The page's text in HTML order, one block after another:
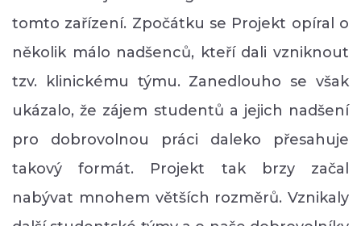
tomto zařízení. Zpočátku se Projekt opíral o
několik málo nadšenců, kteří dali vzniknout
tzv. klinickému týmu. Zanedlouho se však
ukázalo, že zájem studentů a jejich nadšení
pro dobrovolnou práci daleko přesahuje
takový formát. Projekt tak brzy začal
nabývat mnohem větších rozměrů. Vznikaly